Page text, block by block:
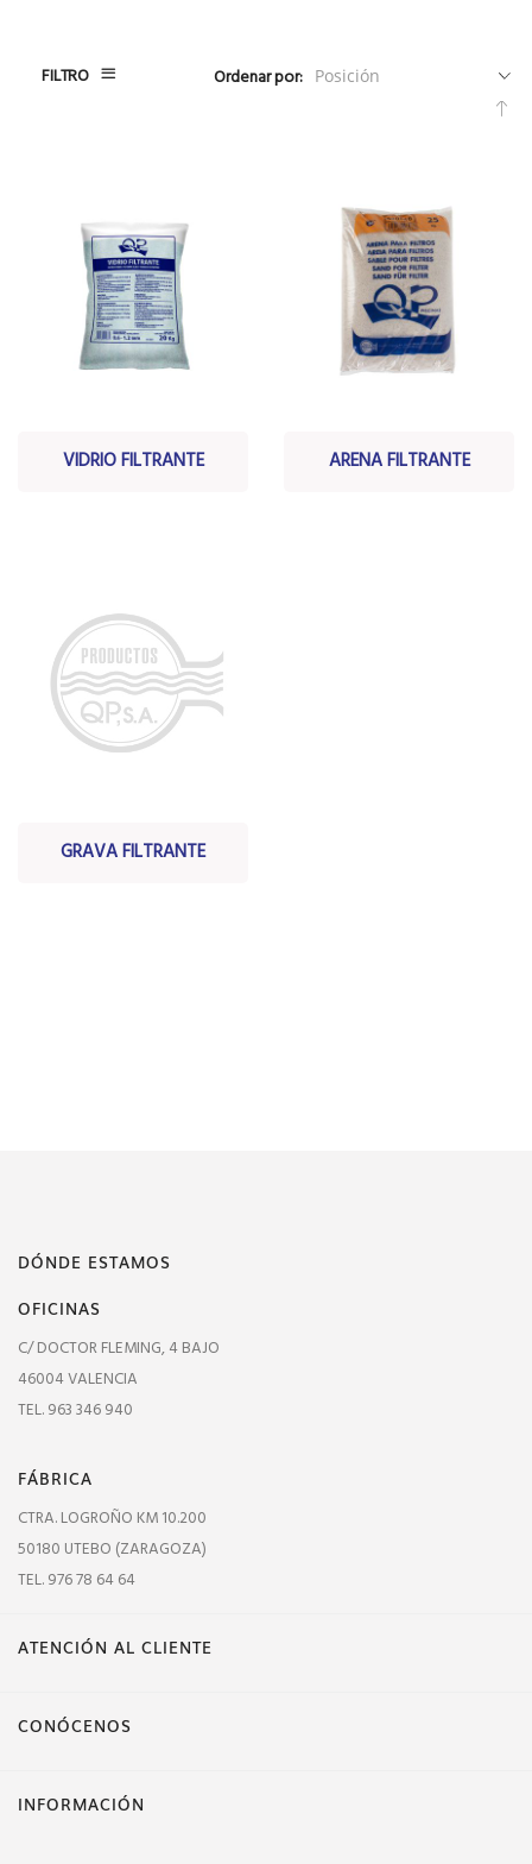
FILTRO
Ordenar por:
VIDRIO FILTRANTE ARENA FILTRANTE
GRAVA FILTRANTE
DÓNDE ESTAMOS
OFICINAS
C/ DOCTOR FLEMING, 4 BAJO
46004 VALENCIA
TEL. 963 346 940
FÁBRICA
CTRA. LOGROÑO KM 10.200
50180 UTEBO (ZARAGOZA)
TEL. 976 78 64 64
ATENCIÓN AL CLIENTE
CONÓCENOS
INFORMACIÓN